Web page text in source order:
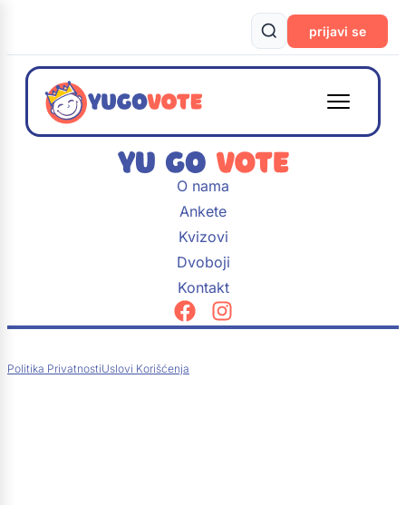
prijavi se
O nama
Ankete
Kvizovi
Dvoboji
Kontakt
Politika PrivatnostiUslovi Korišćenja